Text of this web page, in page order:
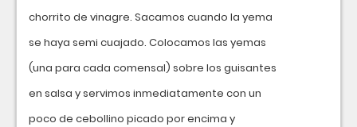
chorrito de vinagre. Sacamos cuando la yema
se haya semi cuajado. Colocamos las yemas
(una para cada comensal) sobre los guisantes
en salsa y servimos inmediatamente con un
poco de cebollino picado por encima y